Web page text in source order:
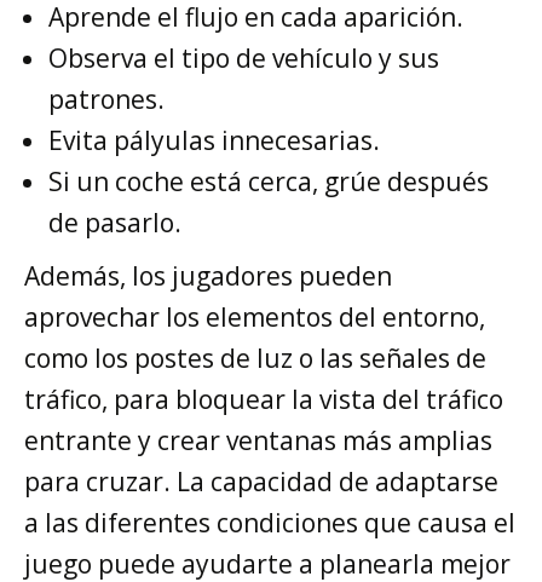
Aprende el flujo en cada aparición.
Observa el tipo de vehículo y sus
patrones.
Evita pályulas innecesarias.
Si un coche está cerca, grúe después
de pasarlo.
Además, los jugadores pueden
aprovechar los elementos del entorno,
como los postes de luz o las señales de
tráfico, para bloquear la vista del tráfico
entrante y crear ventanas más amplias
para cruzar. La capacidad de adaptarse
a las diferentes condiciones que causa el
juego puede ayudarte a planearla mejor